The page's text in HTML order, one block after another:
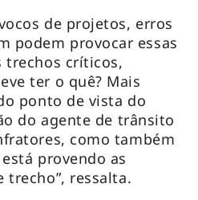
de projetos, erros
podem provocar essas
trechos críticos,
ter o quê? Mais
ponto de vista do
do agente de trânsito
como também
provendo as
trecho”, ressalta.